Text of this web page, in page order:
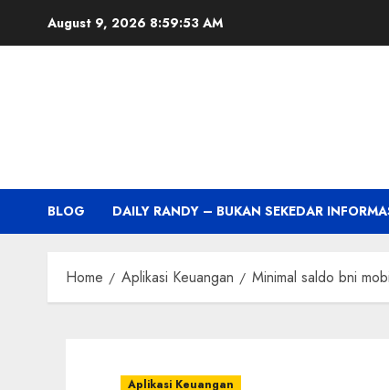
August 9, 2026 8:59:54 AM
BLOG DAILY RANDY – BUKAN SEKEDAR
Home Aplikasi Keuangan Minimal saldo bni
Aplikasi Keuangan